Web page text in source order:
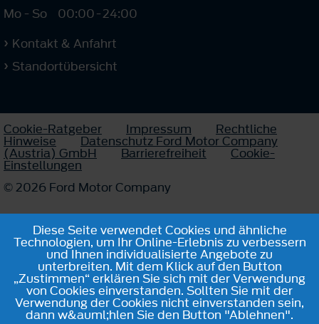
Mo - So
00:00-24:00
Kontakt & Anfahrt
Standortübersicht
Cookie-Ratgeber Impressum Rechtliche
Hinweise Datenschutz Ford Motor Company
(Austria) GmbH Barrierefreiheit Cookie-
Einstellungen
© 2026 Ford Motor Company
Diese Seite verwendet Cookies und ähnliche
Technologien, um Ihr Online-Erlebnis zu verbessern
und Ihnen individualisierte Angebote zu
unterbreiten. Mit dem Klick auf den Button
„Zustimmen“ erklären Sie sich mit der Verwendung
von Cookies einverstanden. Sollten Sie mit der
Verwendung der Cookies nicht einverstanden sein,
dann w&auml;hlen Sie den Button "Ablehnen".